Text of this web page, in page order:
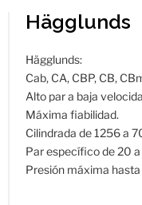
Hägglunds
Hägglunds:
Cab, CA, CBP, CB,
Alto par a baja
Máxima fiabilidad.
Cilindrada de 1256 a
Par específico de 20
Presión máxima